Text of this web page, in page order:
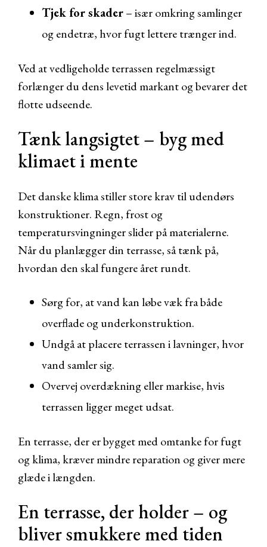
Tjek for skader– især omkring samlinger
og endetræ, hvor fugt lettere trænger ind.
Ved at vedligeholde terrassen regelmæssigt
forlænger du dens levetid markant og bevarer det
flotte udseende.
Tænk langsigtet – byg med
klimaet i mente
Det danske klima stiller store krav til udendørs
konstruktioner. Regn, frost og
temperatursvingninger slider på materialerne.
Når du planlægger din terrasse, så tænk på,
hvordan den skal fungere året rundt.
Sørg for, at vand kan løbe væk fra både
overflade og underkonstruktion.
Undgå at placere terrassen i lavninger, hvor
vand samler sig.
Overvej overdækning eller markise, hvis
terrassen ligger meget udsat.
En terrasse, der er bygget med omtanke for fugt
og klima, kræver mindre reparation og giver mere
glæde i længden.
En terrasse, der holder – og
bliver smukkere med tiden